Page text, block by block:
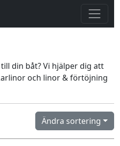
din båt? Vi hjälper dig att
och linor & förtöjning
Ändra sortering